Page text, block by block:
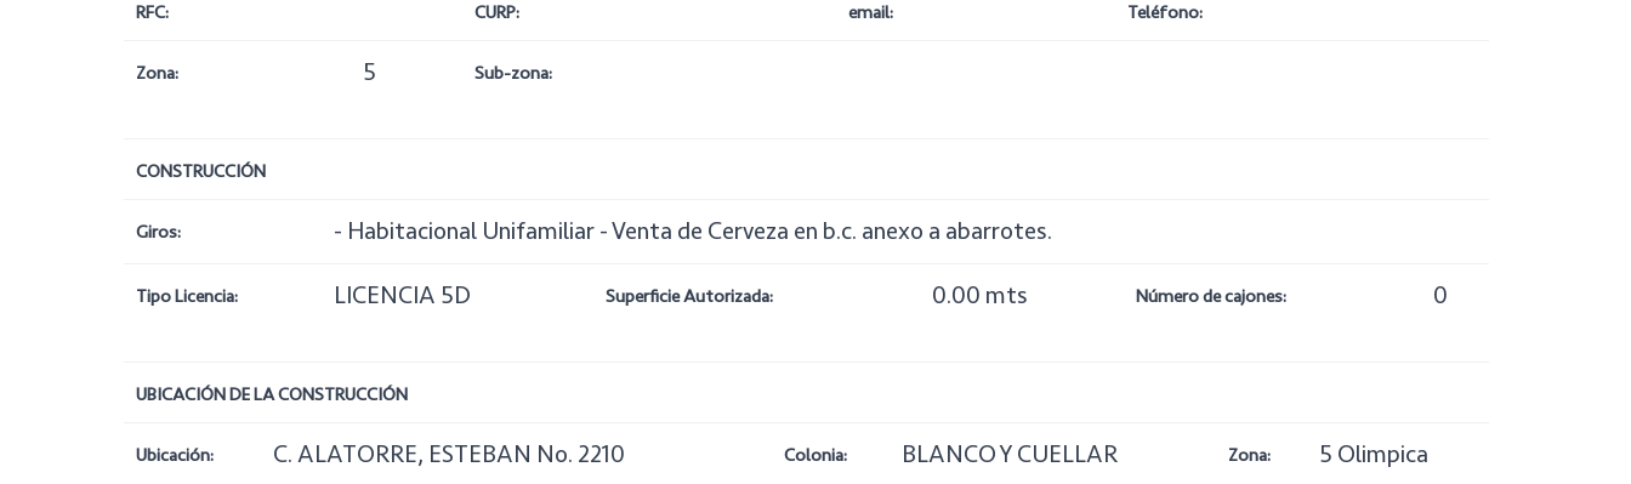
RFC: CURP: email: Teléfono:
Zona: 5 Sub-zona:
CONSTRUCCIÓN
Giros: - Habitacional Unifamiliar - Venta de Cerveza en b.c. anexo a abarrotes.
Tipo Licencia: LICENCIA 5D Superficie Autorizada: 0.00 mts Número de cajones: 0
UBICACIÓN DE LA CONSTRUCCIÓN
Ubicación: C. ALATORRE, ESTEBAN No. 2210 Colonia: BLANCO Y CUELLAR Zona: 5 Olimpica